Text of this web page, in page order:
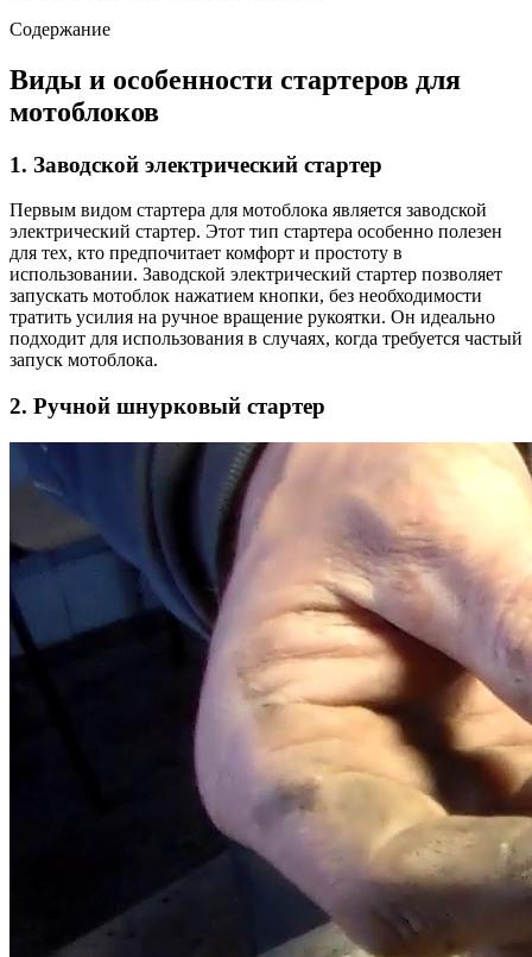
Содержание
Виды и особенности стартеров для
мотоблоков
1. Заводской электрический стартер
Первым видом стартера для мотоблока является заводской
электрический стартер. Этот тип стартера особенно полезен
для тех, кто предпочитает комфорт и простоту в
использовании. Заводской электрический стартер позволяет
запускать мотоблок нажатием кнопки, без необходимости
тратить усилия на ручное вращение рукоятки. Он идеально
подходит для использования в случаях, когда требуется частый
запуск мотоблока.
2. Ручной шнурковый стартер